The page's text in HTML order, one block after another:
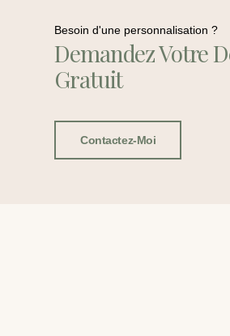
Besoin d'une personnalisation ?
Demandez Votre
Gratuit
Contactez-Moi